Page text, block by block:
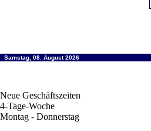
Samstag, 08. August 2026
Neue Geschäftszeiten
4-Tage-Woche
Montag - Donnerstag